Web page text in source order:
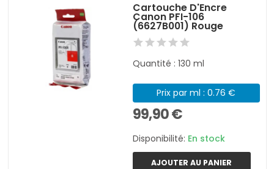
Cartouche D'Encre
Canon PFI-106
(6627B001) Rouge
Quantité : 130 ml
Prix par ml : 0.76 €
99,90 €
Disponibilité: En stock
AJOUTER AU PANIER